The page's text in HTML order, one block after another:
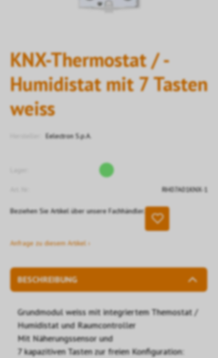
KNX-Thermostat / -
Humidistat mit 7 Tasten
weiss
Eelectron S.p.A.
RH07A01KNX-1
Beziehen Sie Artikel über unsere Fachhändler.
Anfrage zu diesem Artikel ›
BESCHREIBUNG
Grundmodul weiss mit integriertem Themostat /
Humidistat und Raumcontroller
Mit Näherungssensor und
7 kapazitiven Tasten zur freien Konfiguration: